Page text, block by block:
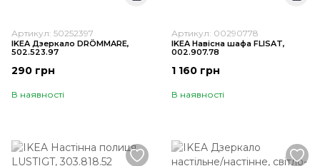
Артикул: 50252397
IKEA Дзеркало DRÖMMARE,
502.523.97
290 грн
В наявності
Артикул: 00290778
IKEA Навісна шафа FLISAT,
002.907.78
1 160 грн
В наявності